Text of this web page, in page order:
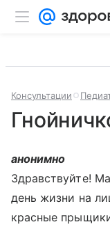
Консультации
анонимно
Здравствуйте!
день жизни на
красные